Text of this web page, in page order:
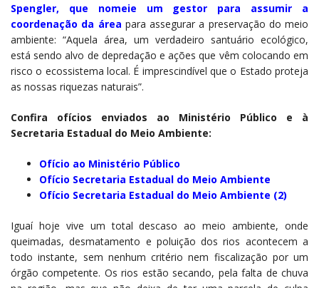
Spengler, que nomeie um gestor para assumir a
coordenação da área para assegurar a preservação do meio
ambiente: “Aquela área, um verdadeiro santuário ecológico,
está sendo alvo de depredação e ações que vêm colocando em
risco o ecossistema local. É imprescindível que o Estado proteja
as nossas riquezas naturais”.
Confira ofícios enviados ao Ministério Público e à
Secretaria Estadual do Meio Ambiente:
Ofício ao Ministério Público
Ofício Secretaria Estadual do Meio Ambiente
Ofício Secretaria Estadual do Meio Ambiente (2)
Iguaí hoje vive um total descaso ao meio ambiente, onde
queimadas, desmatamento e poluição dos rios acontecem a
todo instante, sem nenhum critério nem fiscalização por um
órgão competente. Os rios estão secando, pela falta de chuva